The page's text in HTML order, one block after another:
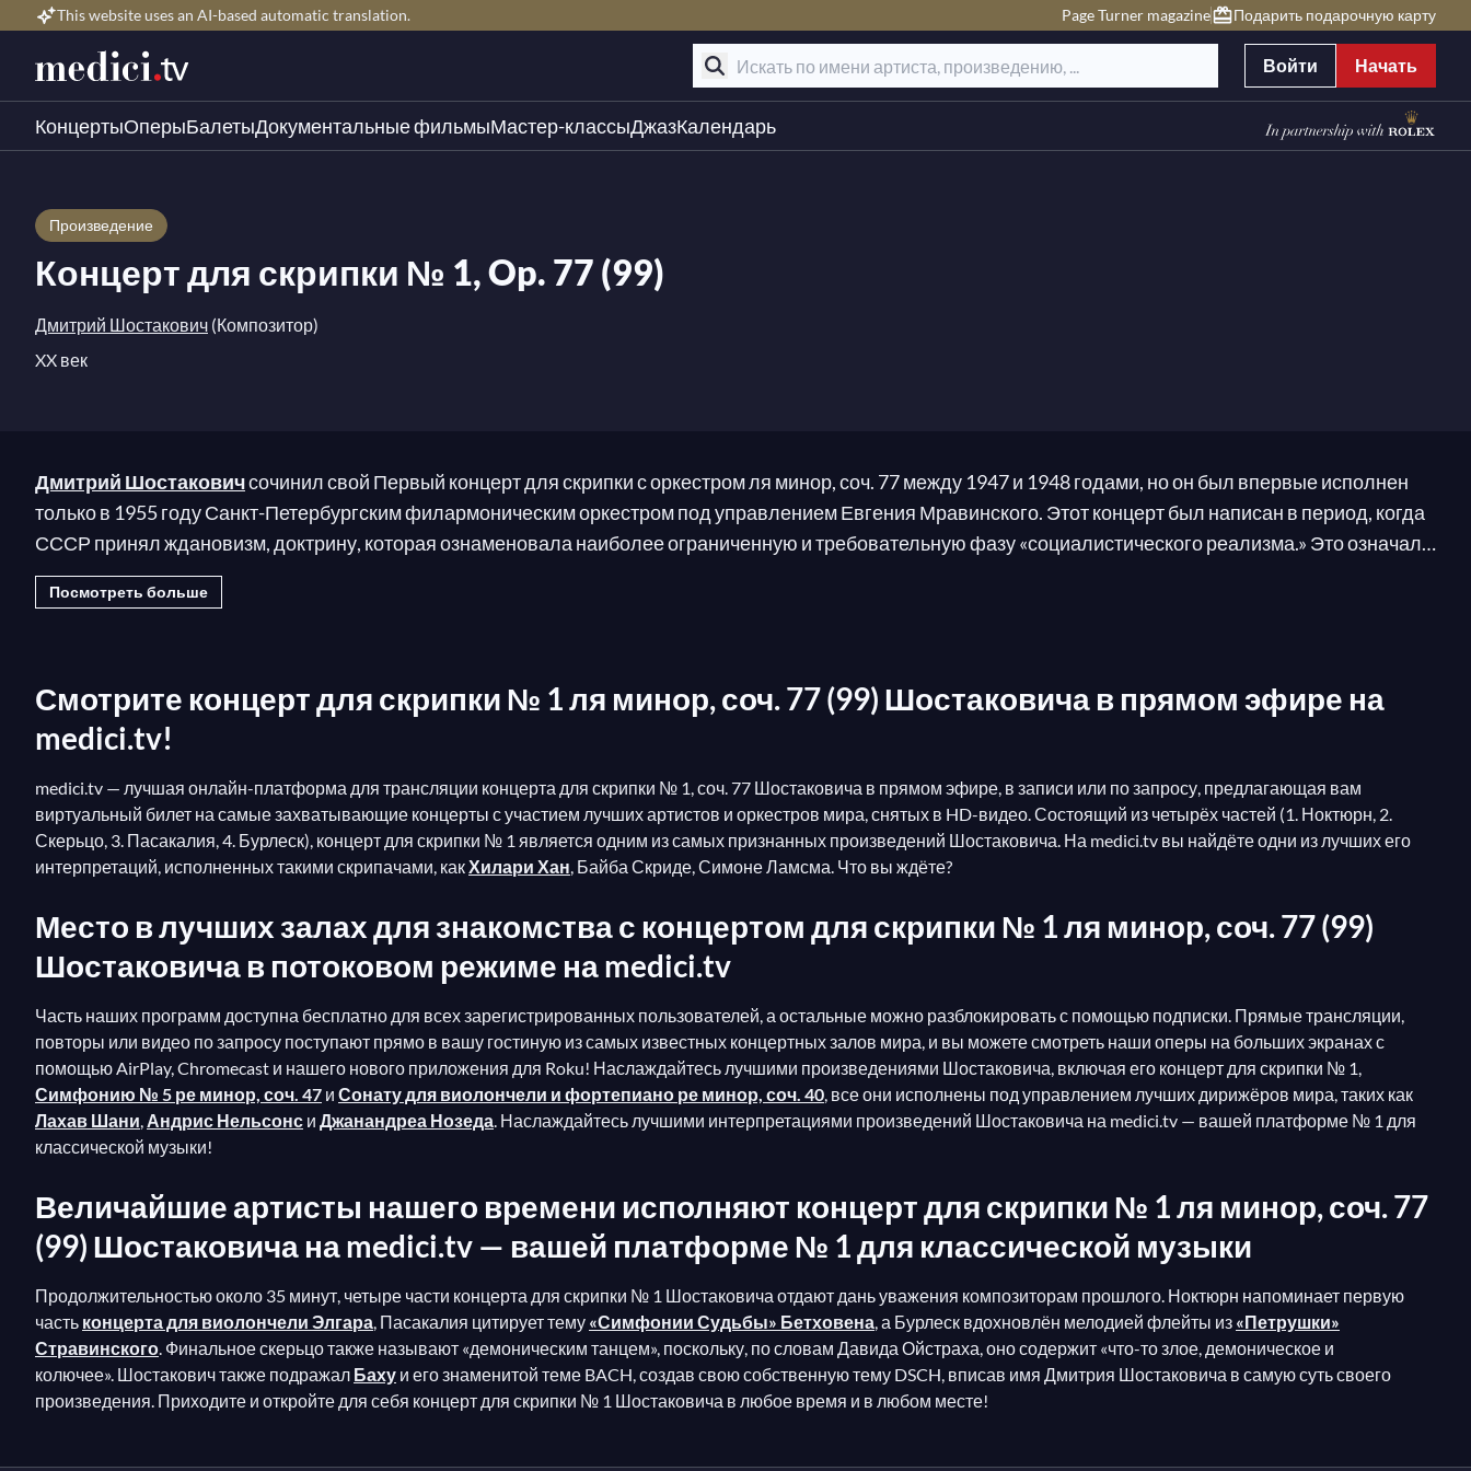
This website uses an AI-based automatic translation. Page Turner magazine Подарить подарочную карту
Войти Начать
КонцертыОперыБалетыДокументальные фильмыМастер-классыДжазКалендарь
Произведение
Концерт для скрипки № 1, Op. 77 (99)
Дмитрий Шостакович (Композитор)
XX век
Дмитрий Шостаковичсочинил свой Первый концерт для скрипки с оркестром ля минор, соч. 77 между 1947 и 1948 годами, но он был впервые исполнен
только в 1955 году Санкт-Петербургским филармоническим оркестром под управлением Евгения Мравинского. Этот концерт был написан в период, когда
СССР принял ждановизм, доктрину, которая ознаменовала наиболее ограниченную и требовательную фазу «социалистического реализма.» Это означало
цензуру для любого произведения искусства, которое не уважало пропаганду партии. Поэтому Первый концерт для скрипки был многократно переработан
при содействииДавида Ойстраха
Посмотреть больше
Смотрите концерт для скрипки № 1 ля минор, соч. 77 (99) Шостаковича в прямом эфире на
medici.tv!
medici.tv — лучшая онлайн-платформа для трансляции концерта для скрипки № 1, соч. 77 Шостаковича в прямом эфире, в записи или по запросу, предлагающая вам
виртуальный билет на самые захватывающие концерты с участием лучших артистов и оркестров мира, снятых в HD-видео. Состоящий из четырёх частей (1. Ноктюрн, 2.
Скерьцо, 3. Пасакалия, 4. Бурлеск), концерт для скрипки № 1 является одним из самых признанных произведений Шостаковича. На medici.tv вы найдёте одни из лучших его
интерпретаций, исполненных такими скрипачами, какХилари Хан, Байба Скриде, Симоне Ламсма. Что вы ждёте?
Место в лучших залах для знакомства с концертом для скрипки № 1 ля минор, соч. 77 (99)
Шостаковича в потоковом режиме на medici.tv
Часть наших программ доступна бесплатно для всех зарегистрированных пользователей, а остальные можно разблокировать с помощью подписки. Прямые трансляции,
повторы или видео по запросу поступают прямо в вашу гостиную из самых известных концертных залов мира, и вы можете смотреть наши оперы на больших экранах с
помощью AirPlay, Chromecast и нашего нового приложения для Roku! Наслаждайтесь лучшими произведениями Шостаковича, включая его концерт для скрипки № 1,
Симфонию № 5 ре минор, соч. 47 и Сонату для виолончели и фортепиано ре минор, соч. 40, все они исполнены под управлением лучших дирижёров мира, таких как
Лахав Шани, Андрис Нельсонс и Джанандреа Нозеда. Наслаждайтесь лучшими интерпретациями произведений Шостаковича на medici.tv — вашей платформе № 1 для
классической музыки!
Величайшие артисты нашего времени исполняют концерт для скрипки № 1 ля минор, соч. 77
(99) Шостаковича на medici.tv — вашей платформе № 1 для классической музыки
Продолжительностью около 35 минут, четыре части концерта для скрипки № 1 Шостаковича отдают дань уважения композиторам прошлого. Ноктюрн напоминает первую
часть концерта для виолончели Элгара, Пасакалия цитирует тему «Симфонии Судьбы» Бетховена, а Бурлеск вдохновлён мелодией флейты из «Петрушки»
Стравинского. Финальное скерьцо также называют «демоническим танцем», поскольку, по словам Давида Ойстраха, оно содержит «что-то злое, демоническое и
колючее». Шостакович также подражал Баху и его знаменитой теме BACH, создав свою собственную тему DSCH, вписав имя Дмитрия Шостаковича в самую суть своего
произведения. Приходите и откройте для себя концерт для скрипки № 1 Шостаковича в любое время и в любом месте!